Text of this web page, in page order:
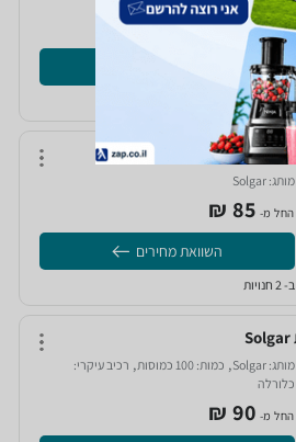
החל מ- 127‏ ₪
ב- 6 חנויות
מותג:Solgar‏
החל מ- 85‏ ₪
השוואת מחירים
ב- 2 חנויות
מותג:Solgar‏
, כמות:100 כמוסות‏ , רכיב עיקרי:
כלורלה‏
החל מ- 90‏ ₪